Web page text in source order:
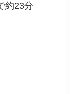
約23分